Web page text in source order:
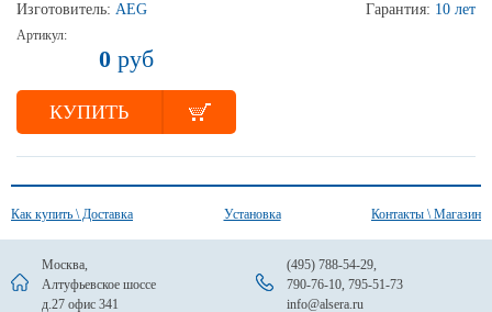
Изготовитель: AEG Гарантия: 10 лет
Артикул:
0 руб
КУПИТЬ
Как купить \ Доставка Установка Контакты \ Магазин
Москва,
Алтуфьевское шоссе
д.27 офис 341
(495) 788-54-29,
790-76-10, 795-51-73
info@alsera.ru